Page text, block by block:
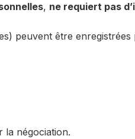
, ne requiert pas
peuvent être
la négociation.